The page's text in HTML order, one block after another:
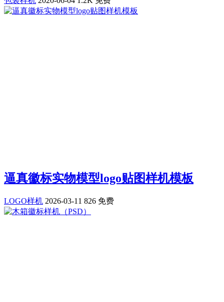
逼真徽标实物模型logo贴图样机模板
LOGO样机 2026-03-11 826 免费